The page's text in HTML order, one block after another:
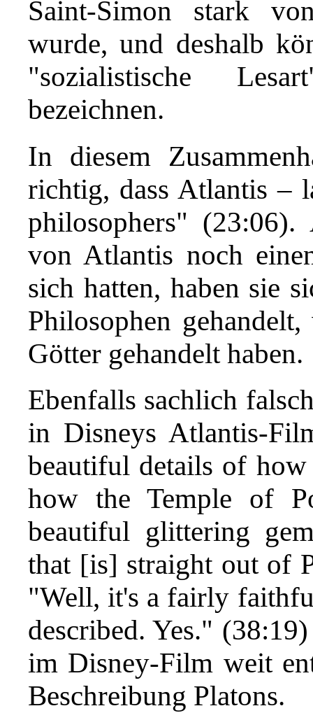
Saint-Simon stark
wurde, und deshalb
"sozialistische
bezeichnen.
In diesem
richtig, dass Atlantis –
philosophers"
von Atlantis noch
sich hatten, haben sie
Philosophen
Götter gehandelt haben.
Ebenfalls sachlich
in Disneys Atlantis-
beautiful details of
how the Temple of
beautiful glittering
that [is] straight out of
"Well, it's a fairly
described. Yes."
im Disney-Film weit
Beschreibung Platons.